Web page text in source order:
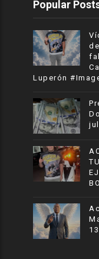
Popular
Luperón